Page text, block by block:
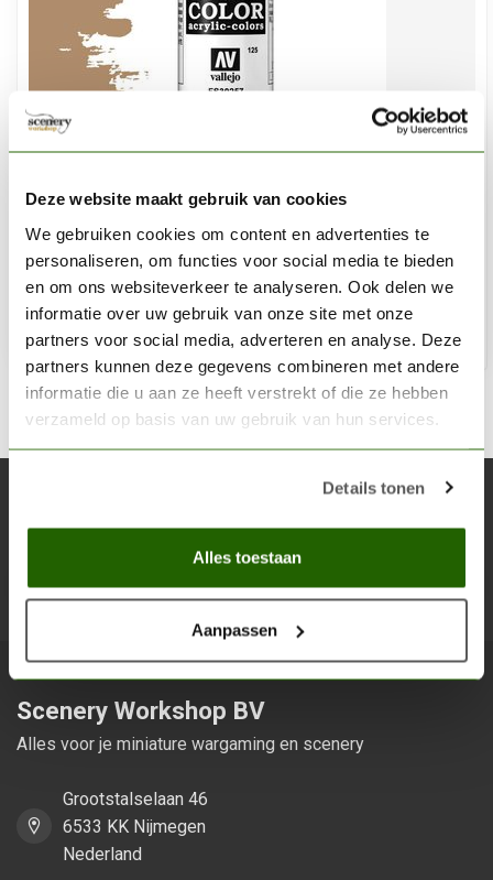
Deze website maakt gebruik van cookies
We gebruiken cookies om content en advertenties te
personaliseren, om functies voor social media te bieden
en om ons websiteverkeer te analyseren. Ook delen we
informatie over uw gebruik van onze site met onze
partners voor social media, adverteren en analyse. Deze
partners kunnen deze gegevens combineren met andere
informatie die u aan ze heeft verstrekt of die ze hebben
verzameld op basis van uw gebruik van hun services.
Details tonen
Alles toestaan
Aanpassen
Model Color Desert Yellow -17ml -70977
€3,20
Op voorraad
Blijf op de hoogte over onze laatste acties
Scenery Workshop BV
Alles voor je miniature wargaming en scenery
Grootstalselaan 46
6533 KK Nijmegen
Nederland